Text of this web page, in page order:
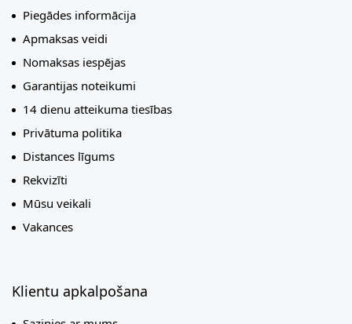
Piegādes informācija
Apmaksas veidi
Nomaksas iespējas
Garantijas noteikumi
14 dienu atteikuma tiesības
Privātuma politika
Distances līgums
Rekvizīti
Mūsu veikali
Vakances
Klientu apkalpošana